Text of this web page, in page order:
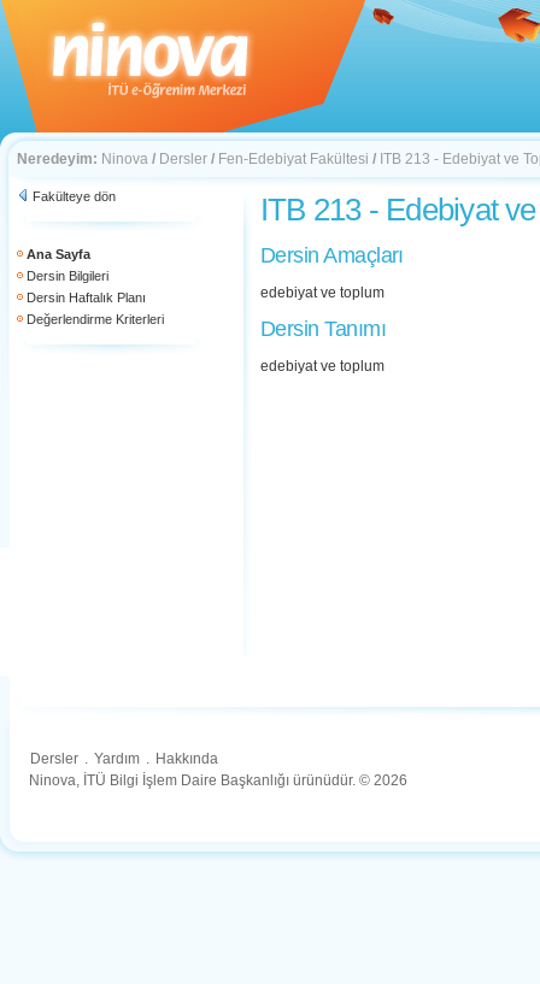
Neredeyim: Ninova / Dersler / Fen-Edebiyat Fakültesi / ITB 213 - Edebiyat ve
Fakülteye dön
Ana Sayfa
Dersin Bilgileri
Dersin Haftalık Planı
Değerlendirme Kriterleri
ITB 213 - Edebiyat
Dersin Amaçları
edebiyat ve toplum
Dersin Tanımı
edebiyat ve toplum
Dersler . Yardım . Hakkında
Ninova, İTÜ Bilgi İşlem Daire Başkanlığı ürünüdür. © 2026